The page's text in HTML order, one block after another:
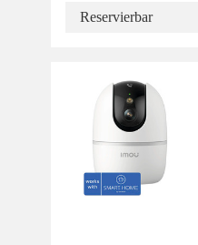
Reservierbar